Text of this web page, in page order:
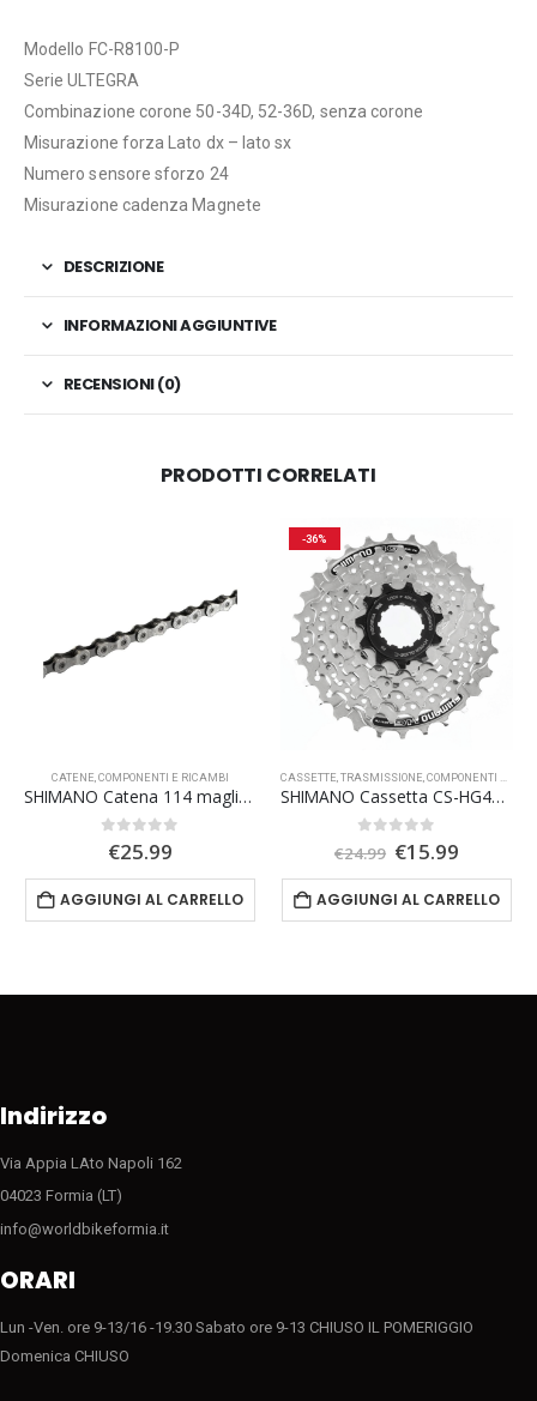
Modello FC-R8100-P
Serie ULTEGRA
Combinazione corone 50-34D, 52-36D, senza corone
Misurazione forza Lato dx – lato sx
Numero sensore sforzo 24
Misurazione cadenza Magnete
DESCRIZIONE
INFORMAZIONI AGGIUNTIVE
RECENSIONI (0)
PRODOTTI CORRELATI
CATENE COMPONENTI E RICAMBI
SHIMANO Catena 114 maglie CN-HG93 9S
Su 5
€25.99
AGGIUNGI AL CARRELLO
-36%
CASSETTE TRASMISSIONE COMPONENTI E RICAMBI
SHIMANO Cassetta CS-HG41-7 7S
Su 5
€24.99 Il
originale
era:
€24.99.
€15.99Il
attuale
è:
€15.99.
AGGIUNGI AL CARRELLO
Indirizzo
Via Appia LAto Napoli 162
04023 Formia (LT)
info@worldbikeformia.it
ORARI
Lun -Ven. ore 9-13/16 -19.30 Sabato ore 9-13 CHIUSO IL POMERIGGIO
Domenica CHIUSO